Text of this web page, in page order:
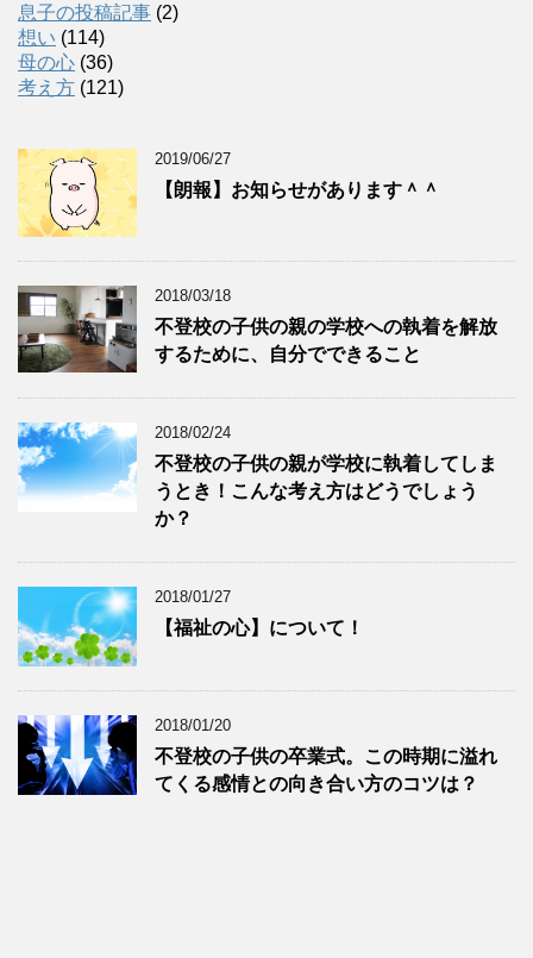
息子の投稿記事 (2)
想い (114)
母の心 (36)
考え方 (121)
2019/06/27
【朗報】お知らせがあります＾＾
2018/03/18
不登校の子供の親の学校への執着を解放
するために、自分でできること
2018/02/24
不登校の子供の親が学校に執着してしま
うとき！こんな考え方はどうでしょう
か？
2018/01/27
【福祉の心】について！
2018/01/20
不登校の子供の卒業式。この時期に溢れ
てくる感情との向き合い方のコツは？